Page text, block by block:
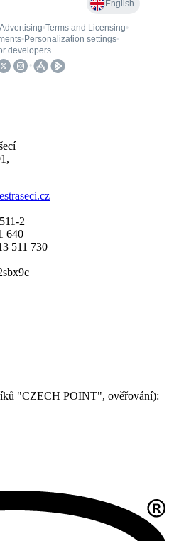
2
640
511 730
"CZECH POINT", ověřování):